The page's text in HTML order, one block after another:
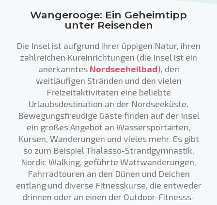
Wangerooge: Ein Geheimtipp
unter Reisenden
Die Insel ist aufgrund ihrer üppigen Natur, ihren
zahlreichen Kureinrichtungen (die Insel ist ein
anerkanntes Nordseeheilbad), den
weitläufigen Stränden und den vielen
Freizeitaktivitäten eine beliebte
Urlaubsdestination an der Nordseeküste.
Bewegungsfreudige Gäste finden auf der Insel
ein großes Angebot an Wassersportarten,
Kursen, Wanderungen und vieles mehr. Es gibt
so zum Beispiel Thalasso-Strandgymnastik,
Nordic Walking, geführte Wattwanderungen,
Fahrradtouren an den Dünen und Deichen
entlang und diverse Fitnesskurse, die entweder
drinnen oder an einen der Outdoor-Fitnesss-